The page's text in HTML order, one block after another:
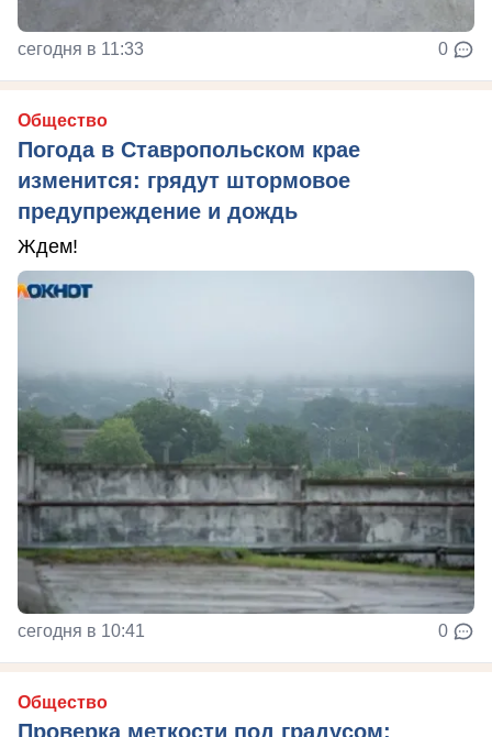
сегодня в 11:33 0
Общество
Погода в Ставропольском крае
изменится: грядут штормовое
предупреждение и дождь
Ждем!
сегодня в 10:41 0
Общество
Проверка меткости под градусом: